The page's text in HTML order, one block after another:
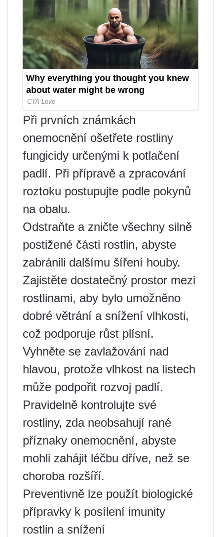
Při prvních známkách
onemocnění ošetřete rostliny
fungicidy určenými k potlačení
padlí. Při přípravě a zpracování
roztoku postupujte podle pokynů
na obalu.
Odstraňte a zničte všechny silně
postižené části rostlin, abyste
zabránili dalšímu šíření houby.
Zajistěte dostatečný prostor mezi
rostlinami, aby bylo umožněno
dobré větrání a snížení vlhkosti,
což podporuje růst plísní.
Vyhněte se zavlažování nad
hlavou, protože vlhkost na listech
může podpořit rozvoj padlí.
Pravidelně kontrolujte své
rostliny, zda neobsahují rané
příznaky onemocnění, abyste
mohli zahájit léčbu dříve, než se
choroba rozšíří.
Preventivně lze použít biologické
přípravky k posílení imunity
rostlin a snížení